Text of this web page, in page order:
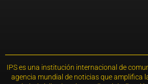
IPS es una institución internacional de
agencia mundial de noticias que amplifica